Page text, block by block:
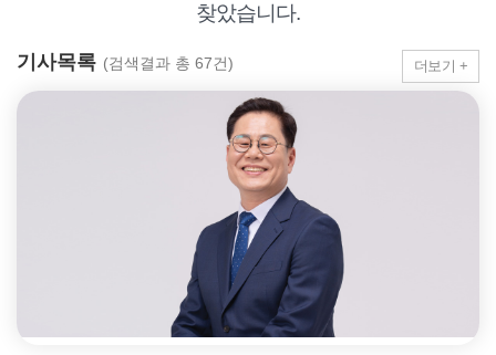
찾았습니다.
기사목록 (검색결과 총 67건) 더보기 +